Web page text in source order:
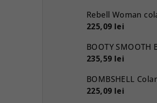
Rebell Woman
225,09 lei
BOOTY SMOOTH
235,59 lei
BOMBSHELL
225,09 lei